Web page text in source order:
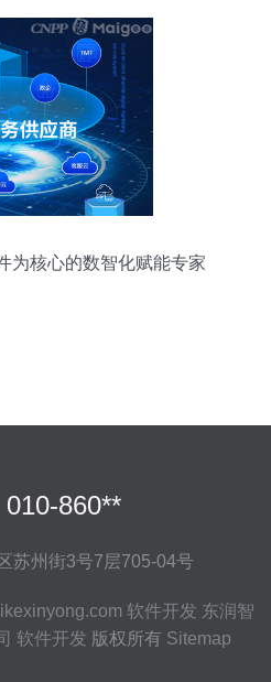
为核心的数智化赋能专家
860**
苏州街3号7层705-04号
软件开发 东润智
软件开发 版权所有 Sitemap